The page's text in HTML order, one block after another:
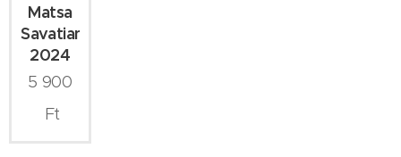
Matsa
Savatiano
2024
5 900
Ft